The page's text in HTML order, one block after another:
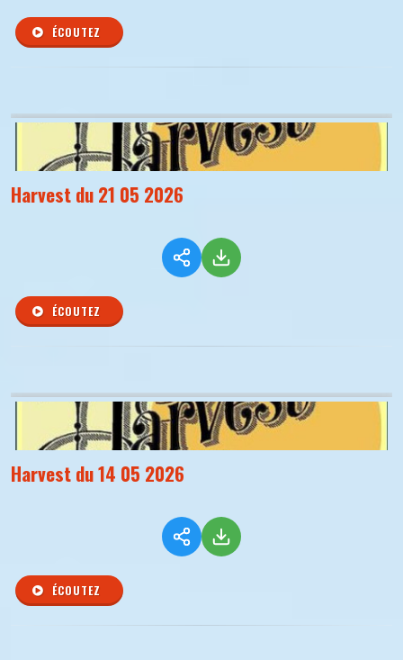
ÉCOUTEZ
Harvest du 21 05 2026
ÉCOUTEZ
Harvest du 14 05 2026
ÉCOUTEZ